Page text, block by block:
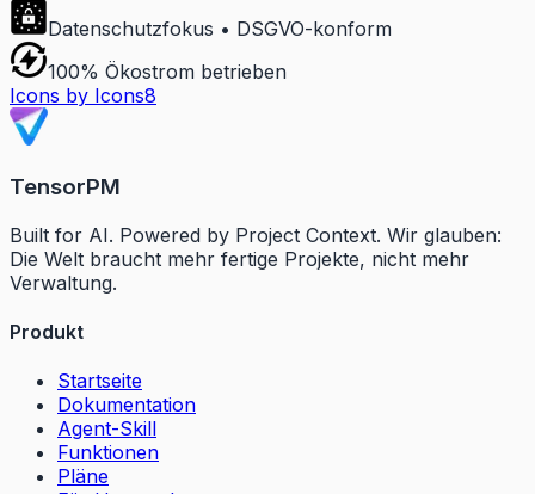
Datenschutzfokus • DSGVO-konform
100% Ökostrom betrieben
Icons by Icons8
TensorPM
Built for AI. Powered by Project Context. Wir glauben:
Die Welt braucht mehr fertige Projekte, nicht mehr
Verwaltung.
Produkt
Startseite
Dokumentation
Agent-Skill
Funktionen
Pläne